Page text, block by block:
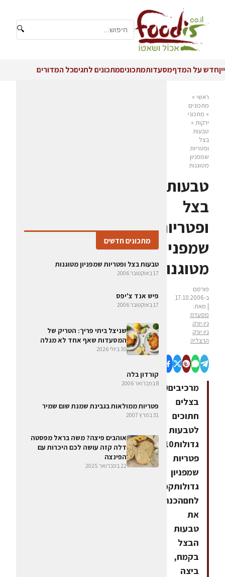
🔍
ייןחדש על המדףמסעדותמתכוניםמתכונים לחגיםכל המדורים
ראשי »
מתכונים
» מתכוני
ירקות »
טבעות
בצל
ופטריות
שמפניון
מטוגנות
טבעות
בצל
ופטריות
שמפניון
מטוגנות
פורסם
ב-17.10.2006
| מאת:
מסעדת
ניו יורק
ניו יורק
הרצליה
מרכיבים10
בצלים
חתוכים
לטבעות
גדולות10
פטריות
שמפניון
גדולותקמחביצהפירורי
לחםהכנהטובלים
את
טבעות
הבצל
בקמח,
ביצה
מתכונים חדשים
טבעות בצל ופטריות שמפניון מטוגנות
17 באוקטובר 2006
פיש אנד צ'יפס
17 באוקטובר 2006
שניצל ביתי פריך: הטריק של
המסעדות שאף אחד לא מגלה
30 ביולי 2026
קורדון בלה
8 בפברואר 2006
פטריות ממולאות בגבינת שמנת שום שמיר
31 במרץ 2007
אוהבים פיצה? משה בראל מפסטה
דלה קזה עושה לכם היכרות עם
הפינצה
22 בפברואר 2025